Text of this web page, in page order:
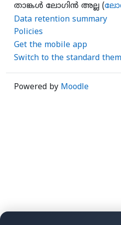
താങ്കള്‍ ലോഗിന്‍ അല്ല (
Data retention summary
Policies
Get the mobile app
Switch to the standard
Powered by Moodle